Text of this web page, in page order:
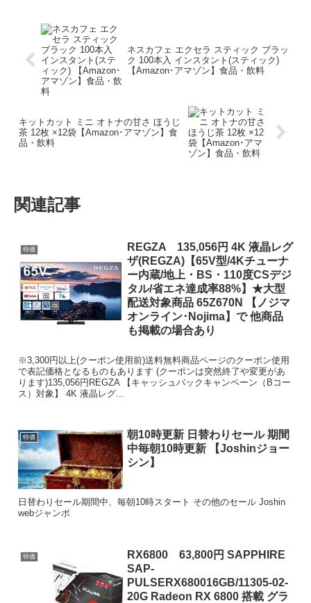
ネスカフェ エクセラ スティック ブラッ
ク 100本入 インスタント(スティック)
【Amazon･アマゾン】食品・飲料
キットカット ミニ オトナの甘さ ほうじ
茶 12枚 ×12袋【Amazon･アマゾン】食
品・飲料
関連記事
特価
REGZA 135,056円 4K 液晶レグ
ザ(REGZA)【65V型/4Kチューナ
ー内蔵/地上・BS・110度CSデジ
タル/省エネ達成率88%】★大型
配送対象商品 65Z670N 【ノジマ
オンライン･Nojima】で 他商品
も掲載の場合あり
※3,300円以上(クーポン使用前)送料無料商品ページのクーポン使用
で表記価格となるものもあります (クーポンは突然終了や変更があ
ります)135,056円REGZA 【キャッシュバックキャンペーン（Bコー
ス）対象】 4K 液晶レグ...
特価
朝10時更新 日替わりセール 期間
中毎朝10時更新 【Joshinジョー
シン】
日替わりセール期間中、毎朝10時スタート その他のセール Joshin
webジャンボ
特価
RX6800 63,800円 SAPPHIRE
SAP-
PULSERX680016GB/11305-02-
20G Radeon RX 6800 搭載 グラ